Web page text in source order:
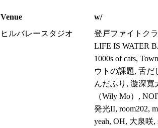
Venue
w/
ヒルバレースタジオ
登戸ファイトク
LIFE IS WATER
1000s of cats,
ウトの課題, 舌だ
んだふり, 漩深寬
（Wily Mo）,
発光II, room202,
yeah, OH, 大泉咲,